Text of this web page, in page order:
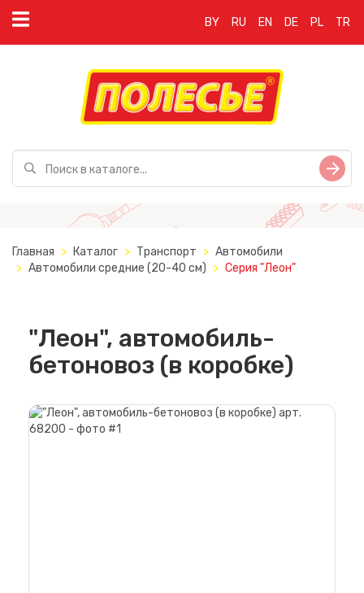
BY RU EN DE PL TR
Главная Каталог Транспорт
Автомобили
Автомобили средние (20-40 см)
Серия "Леон"
"Леон", автомобиль-
бетоновоз (в коробке)